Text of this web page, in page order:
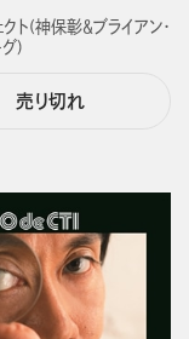
クト(神保彰＆ブライアン・
グ)
売り切れ